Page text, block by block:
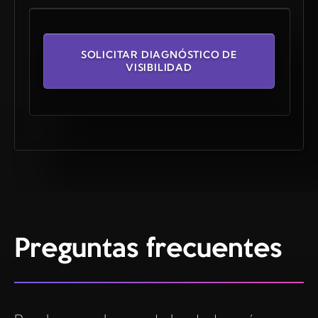
SOLICITAR DIAGNÓSTICO DE
VISIBILIDAD
Preguntas frecuentes